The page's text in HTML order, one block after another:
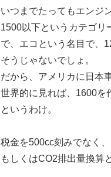
いつまでたってもエンジ
1500以下というカテゴリ
で、エコという名目で、
そうじゃないでしょ。
だから、アメリカに日本
世界的に見れば、1600を
というわけ。
税金を500cc刻みでなく、
もしくはCO2排出量換算